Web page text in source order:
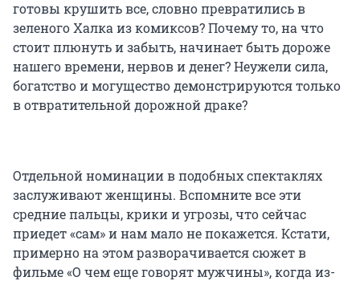
готовы крушить все, словно превратились в
зеленого Халка из комиксов? Почему то, на что
стоит плюнуть и забыть, начинает быть дороже
нашего времени, нервов и денег? Неужели сила,
богатство и могущество демонстрируются только
в отвратительной дорожной драке?
Отдельной номинации в подобных спектаклях
заслуживают женщины. Вспомните все эти
средние пальцы, крики и угрозы, что сейчас
приедет «сам» и нам мало не покажется. Кстати,
примерно на этом разворачивается сюжет в
фильме «О чем еще говорят мужчины», когда из-